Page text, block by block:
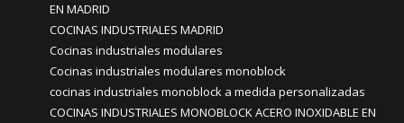
EN MADRID
COCINAS INDUSTRIALES MADRID
Cocinas industriales modulares
Cocinas industriales modulares monoblock
cocinas industriales monoblock a medida personalizadas
COCINAS INDUSTRIALES MONOBLOCK ACERO INOXIDABLE EN